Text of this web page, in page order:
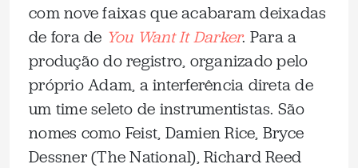
com nove faixas que acabaram deixadas
de fora de You Want It Darker. Para a
produção do registro, organizado pelo
próprio Adam, a interferência direta de
um time seleto de instrumentistas. São
nomes como Feist, Damien Rice, Bryce
Dessner (The National), Richard Reed